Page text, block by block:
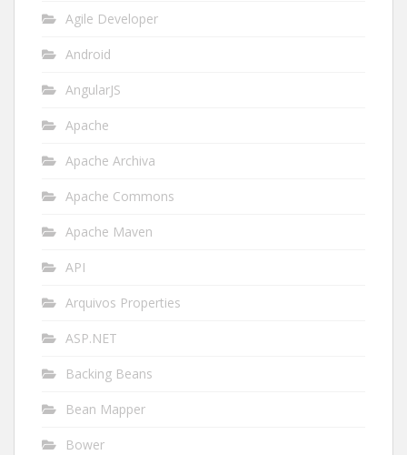
Agile Developer
Android
AngularJS
Apache
Apache Archiva
Apache Commons
Apache Maven
API
Arquivos Properties
ASP.NET
Backing Beans
Bean Mapper
Bower